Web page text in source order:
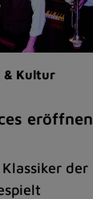
& Kultur
eröffnen
der